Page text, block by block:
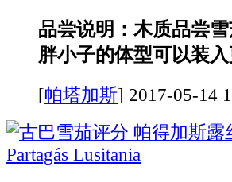
品尝说明：木质品尝
胖小子的体型可以装
[帕塔加斯] 2017-05-